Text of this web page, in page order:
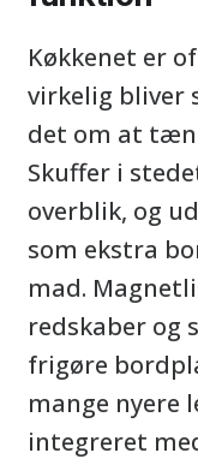
Køkkenet er
virkelig bliver
det om at
Skuffer i
overblik, og
som ekstra
mad.
redskaber og
frigøre
mange nyere
integreret